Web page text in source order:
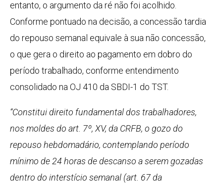
entanto, o argumento da ré não foi acolhido.
Conforme pontuado na decisão, a concessão tardia
do repouso semanal equivale à sua não concessão,
o que gera o direito ao pagamento em dobro do
período trabalhado, conforme entendimento
consolidado na OJ 410 da SBDI-1 do TST.
“Constitui direito fundamental dos trabalhadores,
nos moldes do art. 7º, XV, da CRFB, o gozo do
repouso hebdomadário, contemplando período
mínimo de 24 horas de descanso a serem gozadas
dentro do interstício semanal (art. 67 da